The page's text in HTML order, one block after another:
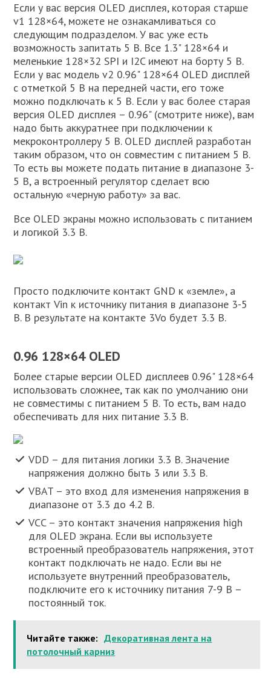
Если у вас версия OLED дисплея, которая старше
v1 128×64, можете не ознакамливаться со
следующим подразделом. У вас уже есть
возможность запитать 5 В. Все 1.3" 128×64 и
меленькие 128×32 SPI и I2C имеют на борту 5 В.
Если у вас модель v2 0.96" 128×64 OLED дисплей
с отметкой 5 В на передней части, его тоже
можно подключать к 5 В. Если у вас более старая
версия OLED дисплея – 0.96" (смотрите ниже), вам
надо быть аккуратнее при подключении к
мекроконтроллеру 5 В. OLED дисплей разработан
таким образом, что он совместим с питанием 5 В.
То есть вы можете подать питание в диапазоне 3-
5 В, а встроенный регулятор сделает всю
остальную «черную работу» за вас.
Все OLED экраны можно использовать с питанием
и логикой 3.3 В.
Просто подключите контакт GND к «земле», а
контакт Vin к источнику питания в диапазоне 3-5
В. В результате на контакте 3Vo будет 3.3 В.
0.96 128×64 OLED
Более старые версии OLED дисплеев 0.96" 128×64
использовать сложнее, так как по умолчанию они
не совместимы с питанием 5 В. То есть, вам надо
обеспечивать для них питание 3.3 В.
VDD – для питания логики 3.3 В. Значение
напряжения должно быть 3 или 3.3 В.
VBAT – это вход для изменения напряжения в
диапазоне от 3.3 до 4.2 В.
VCC – это контакт значения напряжения high
для OLED экрана. Если вы используете
встроенный преобразователь напряжения, этот
контакт подключать не надо. Если вы не
используете внутренний преобразователь,
подключите его к источнику питания 7-9 В –
постоянный ток.
Читайте также: Декоративная лента на
потолочный карниз